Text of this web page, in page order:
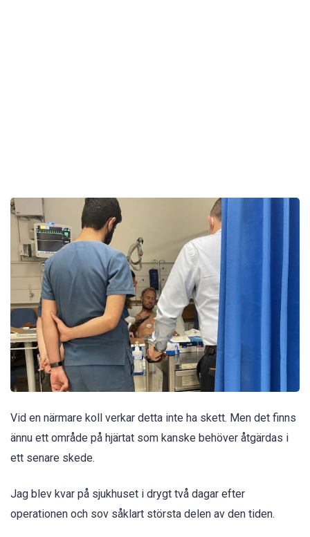
Vid en närmare koll verkar detta inte ha skett. Men det finns
ännu ett område på hjärtat som kanske behöver åtgärdas i
ett senare skede.
Jag blev kvar på sjukhuset i drygt två dagar efter
operationen och sov såklart största delen av den tiden.